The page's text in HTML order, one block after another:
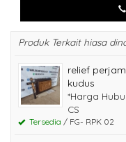
Produk Terkait hiasa
relief
kudus
*Harga
CS
Tersedia / FG- RPK 02